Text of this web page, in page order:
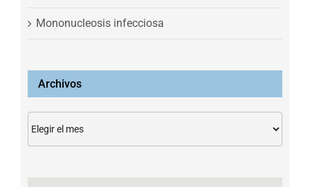
Mononucleosis infecciosa
Archivos